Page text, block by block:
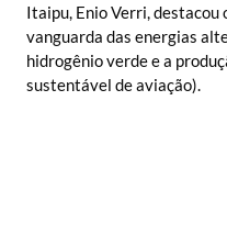
Itaipu, Enio Verri, destacou
vanguarda das energias
hidrogênio verde e a
sustentável de aviação).